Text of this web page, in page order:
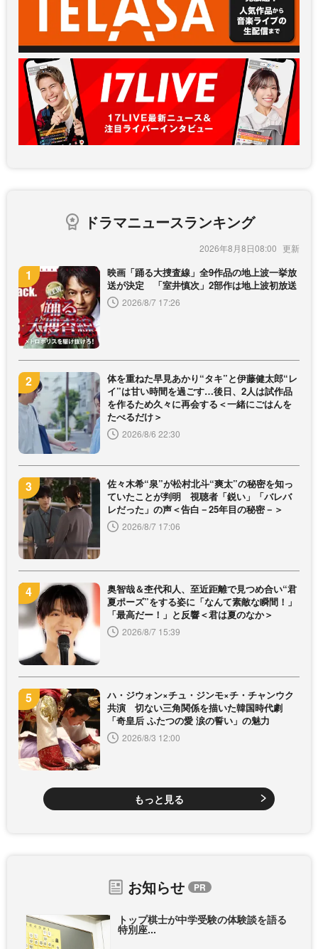
ドラマニュースランキング
2026年8月8日08:00
映画「踊る大捜査線」全9作品の地上波一挙放
送が決定 「室井慎次」2部作は地上波初放送
2026/8/7 17:26
体を重ねた早見あかり“タキ”と伊藤健太郎“レ
イ”は甘い時間を過ごす…後日、2人は試作品
を作るため久々に再会する＜一緒にごはんを
たべるだけ＞
2026/8/6 22:30
佐々木希“泉”が松村北斗“爽太”の秘密を知っ
ていたことが判明 視聴者「鋭い」「バレバ
レだった」の声＜告白－25年目の秘密－＞
2026/8/7 17:06
奥智哉＆杢代和人、至近距離で見つめ合い“君
夏ポーズ”をする姿に「なんて素敵な瞬間！」
「最高だー！」と反響＜君は夏のなか＞
2026/8/7 15:39
ハ・ジウォン×チュ・ジンモ×チ・チャンウク
共演 切ない三角関係を描いた韓国時代劇
「奇皇后 ふたつの愛 涙の誓い」の魅力
2026/8/3 12:00
もっと見る
お知らせ
トップ棋士が中学受験の体験談を語る
特別座...